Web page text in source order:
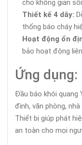
cho không gian
Thiết kế 4 dây:
thống báo cháy
Hoạt động ổn
bảo hoạt động
Ứng dụng:
Đầu báo khói quang
đình, văn phòng,
Thiết bị giúp phát
an toàn cho mọi